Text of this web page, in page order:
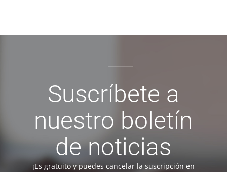
Suscríbete a
nuestro boletín
de noticias
¡Es gratuito y puedes cancelar la suscripción en